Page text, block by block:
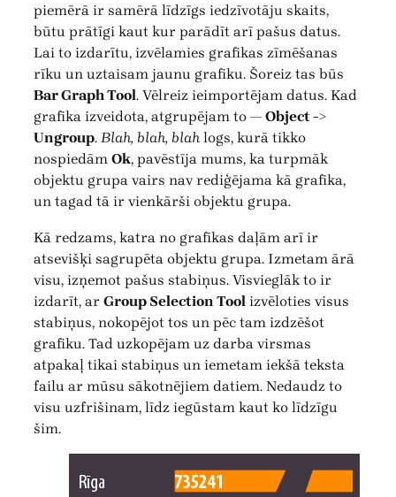
piemērā ir samērā līdzīgs iedzīvotāju skaits,
būtu prātīgi kaut kur parādīt arī pašus datus.
Lai to izdarītu, izvēlamies grafikas zīmēšanas
rīku un uztaisam jaunu grafiku. Šoreiz tas būs
Bar Graph Tool. Vēlreiz ieimportējam datus. Kad
grafika izveidota, atgrupējam to — Object ->
Ungroup. Blah, blah, blah logs, kurā tikko
nospiedām Ok, pavēstīja mums, ka turpmāk
objektu grupa vairs nav rediģējama kā grafika,
un tagad tā ir vienkārši objektu grupa.
Kā redzams, katra no grafikas daļām arī ir
atsevišķi sagrupēta objektu grupa. Izmetam ārā
visu, izņemot pašus stabiņus. Visvieglāk to ir
izdarīt, ar Group Selection Tool izvēloties visus
stabiņus, nokopējot tos un pēc tam izdzēšot
grafiku. Tad uzkopējam uz darba virsmas
atpakaļ tikai stabiņus un iemetam iekšā teksta
failu ar mūsu sākotnējiem datiem. Nedaudz to
visu uzfrišinam, līdz iegūstam kaut ko līdzīgu
šim.